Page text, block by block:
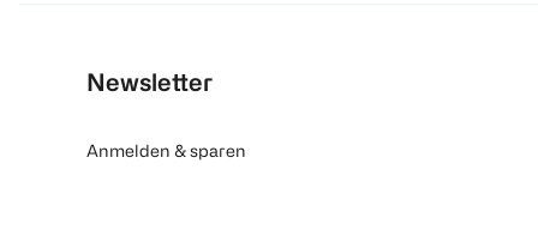
Newsletter
Anmelden & sparen